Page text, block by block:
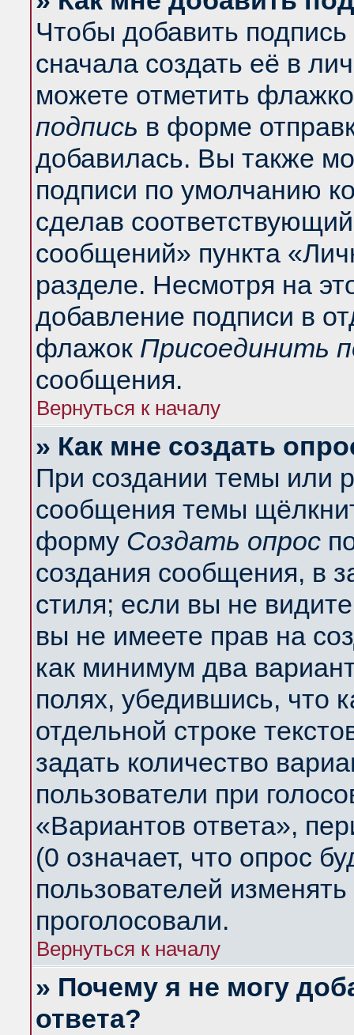
Чтобы добавить
сначала создать её в
можете отметить
подпись в форме
добавилась. Вы также
подписи по умолчанию
сделав
сообщений» пункта
разделе. Несмотря на
добавление подписи в
флажок Присоединить
сообщения.
Вернуться к началу
» Как мне создать
При создании темы или
сообщения темы
форму Создать опрос
создания сообщения, в
стиля; если вы не
вы не имеете прав на
как минимум два
полях, убедившись, что
отдельной строке
задать количество
пользователи при
«Вариантов ответа»,
(0 означает, что опрос
пользователей
проголосовали.
Вернуться к началу
» Почему я не могу
ответа?